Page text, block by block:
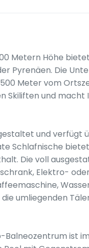
Metern Höhe
Pyrenäen. Die
Meter vom
Skiliften und macht
und verfügt
Schlafnische
Die voll
Elektro-
umliegenden
Balneozentrum ist